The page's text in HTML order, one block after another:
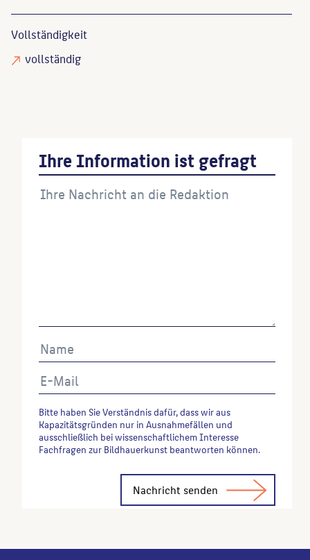
Vollständigkeit
vollständig
Ihre Information ist gefragt
Bitte haben Sie Verständnis dafür, dass wir aus
Kapazitätsgründen nur in Ausnahmefällen und
ausschließlich bei wissenschaftlichem Interesse
Fachfragen zur Bildhauerkunst beantworten können.